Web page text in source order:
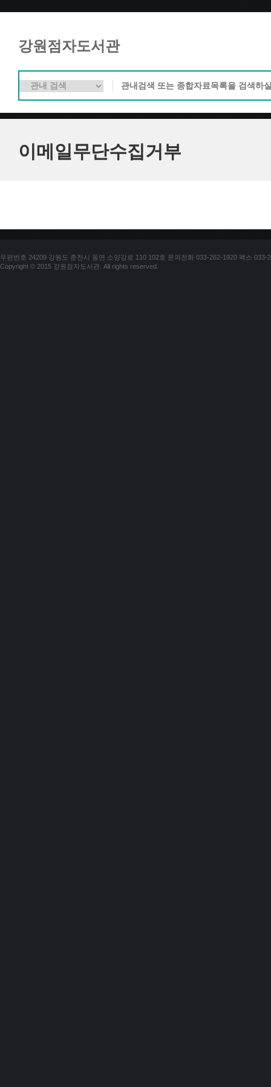
강원점자도서관
이메일무단수집거부
우편번호 24209 강원도 춘천시 동면 소양강로 110 102호 문의전화 033-262-1920 팩스 033-
Copyright © 2015 강원점자도서관. All rights reserved.